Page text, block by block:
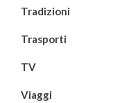
Tradizioni
Trasporti
TV
Viaggi